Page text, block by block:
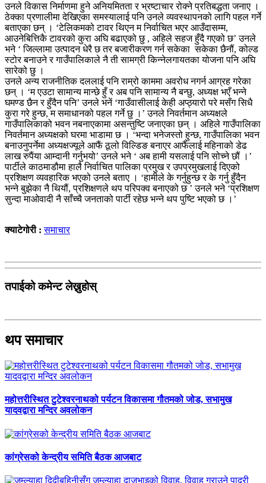
उनले विकास निर्माणमा हुने अनियमितता र भ्रष्टाचार रोक्ने प्रतिबद्धता जनाए ।
ठेक्का प्रणालीमा देखिएका समस्यालाई पनि उनले व्यवस्थापनको लागि पहल गर्ने
बताएका छन् । ‘टेलिकमको टावर थिएन म निर्वाचित भएर आउँदासम्म,
आउनेबित्तिकै टावरको कुरा अघि बढाएको छु , अहिले सहज हुँदै गएको छ’ उनले
भने ‘ जिल्लामा उत्पादन धेरै छ तर बजारीकरण गर्न सकेका सकेका छैनौं, कोल्ड
स्टोर बनाउने र गाउँपालिकाले नै ती सामग्री किन्नेलगायतका योजना पनि अघि
सारेको छु ।
उनले अन्य राजनीतिक दललाई पनि राम्रो काममा अवरोध नगर्न आग्रह गरेका
छन् । ‘म एउटा सामान्य मान्छे हुँ र अब पनि सामान्य नै बन्छु, अध्यक्ष भएँ भन्ने
घमण्ड छैन र हुँदैन पनि’ उनले भनें ‘गाउँवासीलाई केही अप्ठ्यारो परे मसँग सिधै
कुरा गरे हुन्छ, म समाधानको पहल गर्ने छु ।’ उनले निवर्तमान अध्यक्षले
गाउँपालिकाको भवन नबनाएकामा असन्तुष्टि जनाएका छन् । अहिले गाउँपालिका
निवर्तमान अध्यक्षको घरमा भाडामा छ । ‘भन्दा भनेजस्तो हुन्छ, गाउँपालिका भवन
बनाउनुपर्नेमा अध्यक्षज्यूले आफैं ठूलो विल्डिङ बनाएर आफैंलाई महिनाको डेढ
लाख रुपैंया आम्दानी गर्नुभयो’ उनले भने ‘ अब हामी यसलाई पनि सोच्ने छौं ।’
पार्टीले काठमाडौमा हालै निर्वाचित पालिका प्रमुख र उपप्रमुखलाई दिएको
प्रशिक्षण व्यवहारिक भएको उनले बताए । ‘हामीले के गर्नुहुन्छ र के गर्नु हुँदैन
भन्ने बुझेका नै थियौं, प्रशिक्षणले थप परिपक्व बनाएको छ ’ उनले भने ‘प्रशिक्षण
सुन्दा माओवादी नै साँच्चै जनताको पार्टी रहेछ भन्ने थप पुष्टि भएको छ ।’
क्याटेगोरी :समाचार
तपाईको कमेन्ट लेख्नुहोस्
थप समाचार
महोत्तरीस्थित टुटेश्वरनाथको पर्यटन विकासमा गौतमको जोड, सभामुख
यादवद्वारा मन्दिर अवलोकन
कांग्रेसको केन्द्रीय समिति बैठक आजबाट